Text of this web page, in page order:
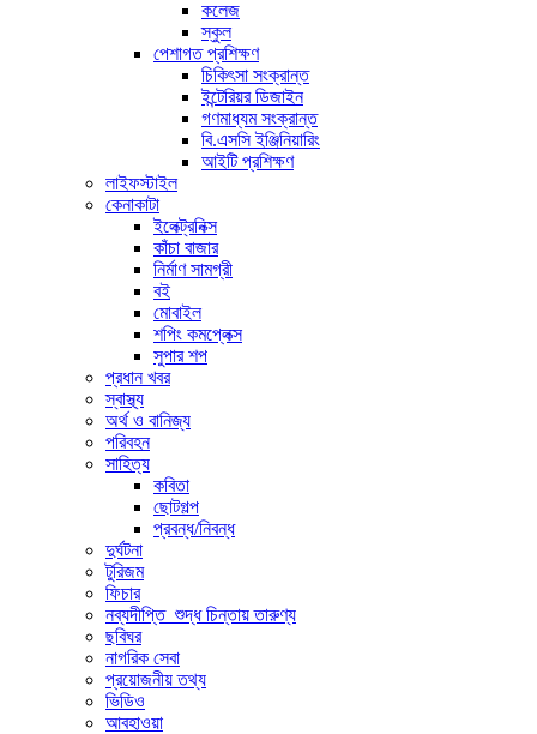
কলেজ
স্কুল
পেশাগত প্রশিক্ষণ
চিকিৎসা সংক্রান্ত
ইন্টেরিয়র ডিজাইন
গণমাধ্যম সংক্রান্ত
বি.এসসি ইঞ্জিনিয়ারিং
আইটি প্রশিক্ষণ
লাইফস্টাইল
কেনাকাটা
ইলেক্ট্রনিক্স
কাঁচা বাজার
নির্মাণ সামগ্রী
বই
মোবাইল
শপিং কমপ্লেক্স
সুপার শপ
প্রধান খবর
স্বাস্থ্য
অর্থ ও বানিজ্য
পরিবহন
সাহিত্য
কবিতা
ছোটগল্প
প্রবন্ধ/নিবন্ধ
দুর্ঘটনা
টুরিজম
ফিচার
নব্যদীপ্তি_শুদ্ধ চিন্তায় তারুণ্য
ছবিঘর
নাগরিক সেবা
প্রয়োজনীয় তথ্য
ভিডিও
আবহাওয়া